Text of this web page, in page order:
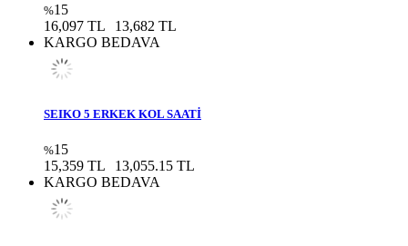
%15
16,097 TL
13,682 TL
KARGO BEDAVA
SEIKO 5 ERKEK KOL SAATİ
%15
15,359 TL
13,055.15 TL
KARGO BEDAVA